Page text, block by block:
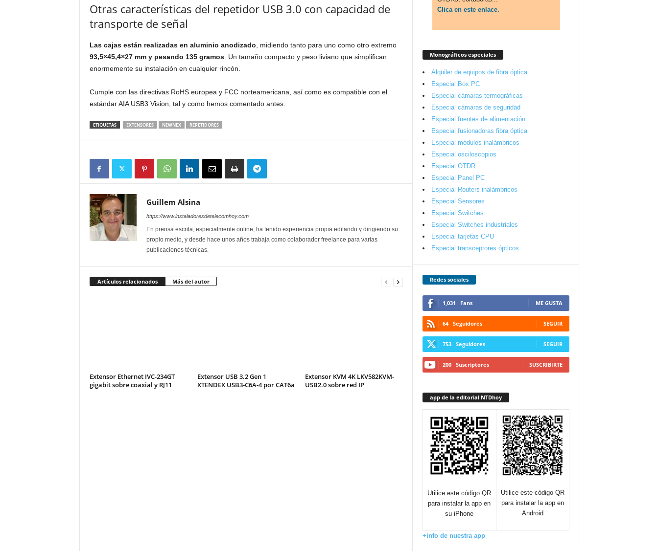
Otras características del repetidor USB 3.0 con capacidad de
transporte de señal
Las cajas están realizadas en aluminio anodizado , midiendo tanto para uno como otro extremo
93,5×45,4×27 mm y pesando 135 gramos. Un tamaño compacto y peso liviano que simplifican
enormemente su instalación en cualquier rincón.
Cumple con las directivas RoHS europea y FCC norteamericana, así como es compatible con el
estándar AIA USB3 Vision, tal y como hemos comentado antes.
ETIQUETAS EXTENSORES NEWNEX REPETIDORES
Guillem Alsina
https://www.instaladoresdetelecomhoy.com
En prensa escrita, especialmente online, ha tenido experiencia propia editando y dirigiendo su
propio medio, y desde hace unos años trabaja como colaborador freelance para varias
publicaciones técnicas.
Artículos relacionados Más del autor
Extensor Ethernet IVC-234GT
gigabit sobre coaxial y RJ11
Extensor USB 3.2 Gen 1
XTENDEX USB3-C6A-4 por CAT6a
Extensor KVM 4K LKV582KVM-
USB2.0 sobre red IP
Clica en este enlace.
Monográficos especiales
Alquiler de equipos de fibra óptica
Especial Box PC
Especial cámaras termográficas
Especial cámaras de seguridad
Especial fuentes de alimentación
Especial fusionadoras fibra óptica
Especial módulos inalámbricos
Especial osciloscopios
Especial OTDR
Especial Panel PC
Especial Routers inalámbricos
Especial Sensores
Especial Switches
Especial Switches industriales
Especial tarjetas CPU
Especial transceptores ópticos
Redes sociales
1,031 Fans ME GUSTA
64 Seguidores SEGUIR
753 Seguidores SEGUIR
200 Suscriptores SUSCRIBIRTE
app de la editorial NTDhoy
Utilice este código QR
para instalar la app en
su iPhone
Utilice este código QR
para instalar la app en
Android
+info de nuestra app